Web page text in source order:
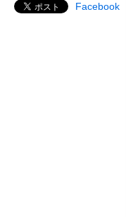
Facebook